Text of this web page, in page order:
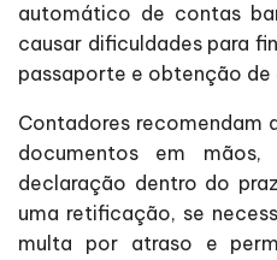
automático de contas
causar dificuldades para
passaporte e obtenção de
Contadores recomendam
documentos em
declaração dentro do
uma retificação, se
multa por atraso e